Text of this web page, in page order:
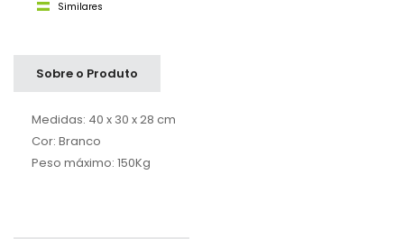
Similares
Sobre o Produto
Medidas: 40 x 30 x 28 cm
Cor: Branco
Peso máximo: 150Kg